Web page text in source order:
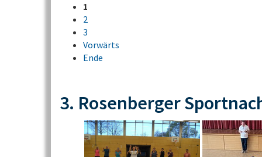
1
2
3
Vorwärts
Ende
3. Rosenberger